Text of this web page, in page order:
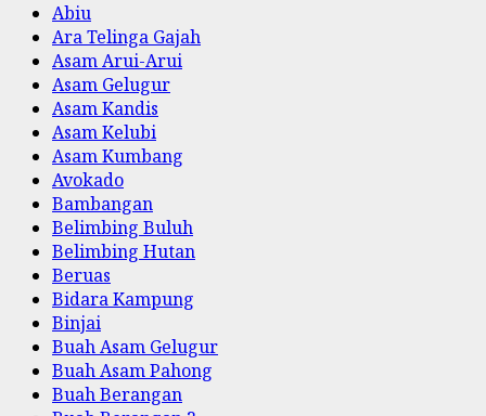
Abiu
Ara Telinga Gajah
Asam Arui-Arui
Asam Gelugur
Asam Kandis
Asam Kelubi
Asam Kumbang
Avokado
Bambangan
Belimbing Buluh
Belimbing Hutan
Beruas
Bidara Kampung
Binjai
Buah Asam Gelugur
Buah Asam Pahong
Buah Berangan